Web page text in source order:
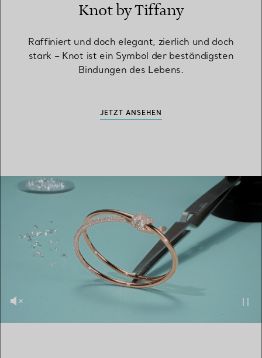
Knot by Tiffany
Raffiniert und doch elegant, zierlich und doch
stark – Knot ist ein Symbol der beständigsten
Bindungen des Lebens.
JETZT ANSEHEN